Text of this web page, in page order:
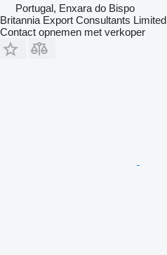
Portugal, Enxara do Bispo
Britannia Export Consultants Limited
Contact opnemen met verkoper